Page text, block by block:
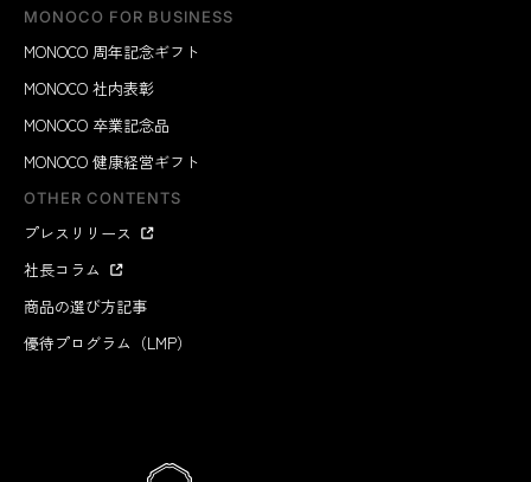
MONOCO FOR BUSINESS
MONOCO 周年記念ギフト
MONOCO 社内表彰
MONOCO 卒業記念品
MONOCO 健康経営ギフト
OTHER CONTENTS
プレスリリース
社長コラム
商品の選び方記事
優待プログラム（LMP）